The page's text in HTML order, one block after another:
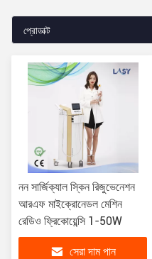
প্রোডাক্ট
নন সার্জিক্যাল স্কিন রিজুভেনেশন
আরএফ মাইক্রোনেডল মেশিন
রেডিও ফ্রিকোয়েন্সি 1-50W
সেরা দাম পান